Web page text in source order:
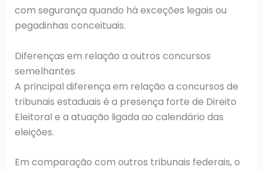
com segurança quando há exceções legais ou
pegadinhas conceituais.
Diferenças em relação a outros concursos
semelhantes
A principal diferença em relação a concursos de
tribunais estaduais é a presença forte de Direito
Eleitoral e a atuação ligada ao calendário das
eleições.
Em comparação com outros tribunais federais, o